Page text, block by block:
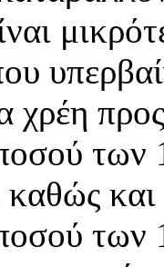
χρέη
των
και
των